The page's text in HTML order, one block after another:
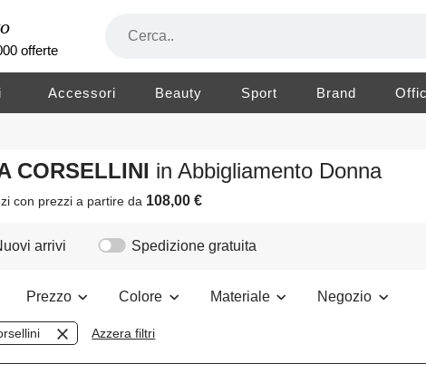
offerte
Accessori Beauty Sport Brand
CORSELLINI in Abbigliamento Donna
con prezzi a partire da 108,00 €
arrivi Spedizione gratuita
Prezzo Colore Materiale Negozio
Azzera filtri